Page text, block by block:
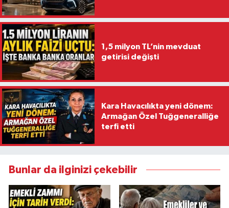
1,5 milyon TL’nin mevduat
getirisi değişti
Kara Havacılıkta yeni dönem:
Armağan Özel Tuğgeneralliğe
terfi etti
Bunlar da ilginizi çekebilir